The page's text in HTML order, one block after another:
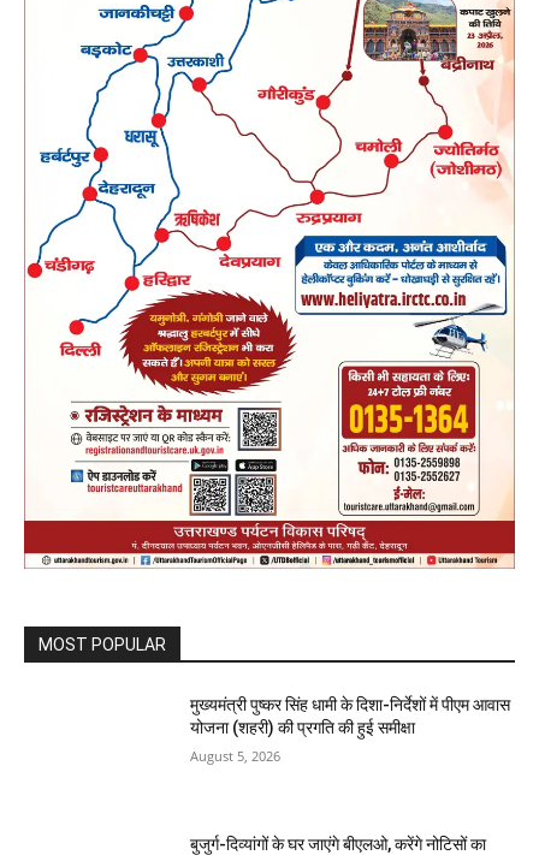
MOST POPULAR
मुख्यमंत्री पुष्कर सिंह धामी के दिशा-निर्देशों में पीएम आवास
योजना (शहरी) की प्रगति की हुई समीक्षा
August 5, 2026
बुजुर्ग-दिव्यांगों के घर जाएंगे बीएलओ, करेंगे नोटिसों का